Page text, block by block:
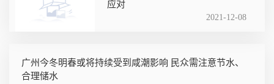
应对
2021-12-08
广州今冬明春或将持续受到咸潮影响 民众需注意节水、
合理储水